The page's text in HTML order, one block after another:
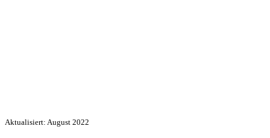
Aktualisiert: August 2022